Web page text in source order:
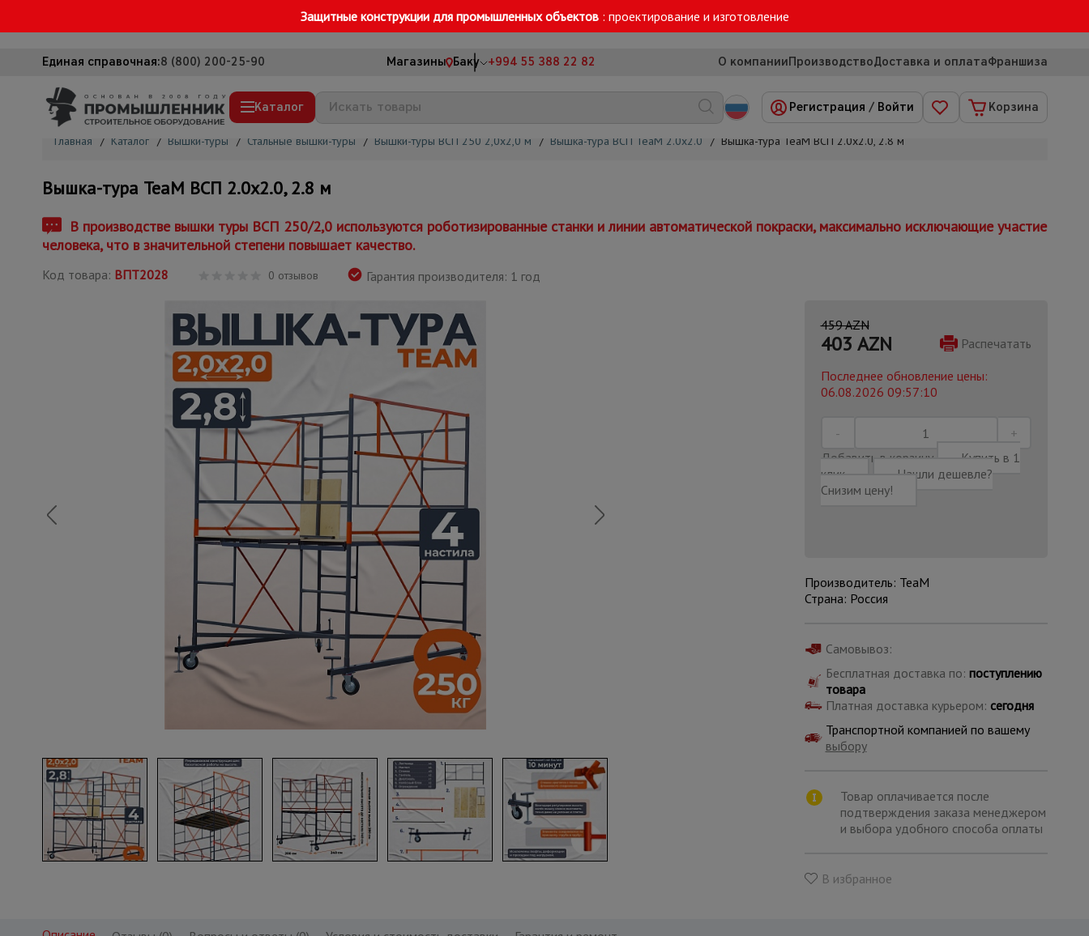
Защитные конструкции для промышленных объектов : проектирование и изготовление
Единая справочная:8 (800) 200-25-90 Магазины Баку +994 55 388 22 82 О компанииПроизводствоДоставка и оплатаФраншиза
Каталог
Вышки-туры
Подмости строительные
Сетка, тенты, брезенты
Строительные подъемники
Мусоропровод строительный
Фанера ламинированная
Опалубка
Вибротехника для строительства
Оборудование для работы с арматурой
Оборудование для бетонных работ
Техника для склада
Тачки строительные и садовые
Лестницы и стремянки
Штукатурные комплекты
Сварочные аппараты
Тепловые пушки
Металл и металлообработка
Регистрация / Войти Корзина
Главная / Каталог / Вышки-туры / Стальные вышки-туры / Вышки-туры ВСП 250 2,0х2,0 м / Вышка-тура ВСП TeaM 2.0х2.0 / Вышка-тура TeaM ВСП 2.0х2.0, 2.8 м
Вышка-тура TeaM ВСП 2.0х2.0, 2.8 м
В производстве вышки туры ВСП 250/2,0 используются роботизированные станки и линии автоматической покраски, максимально исключающие участие
человека, что в значительной степени повышает качество.
Код товара: ВПТ2028 0 отзывов Гарантия производителя: 1 год
459 AZN
403 AZN
Распечатать
Последнее обновление цены:
06.08.2026 09:57:10
Добавить в корзину
Купить в 1
клик
Нашли дешевле?
Снизим цену!
Производитель: TeaM
Страна: Россия
Самовывоз:
Бесплатная доставка по: поступлению
товара
Платная доставка курьером: сегодня
Транспортной компанией по вашему
выбору
Товар оплачивается после
подтверждения заказа менеджером
и выбора удобного способа оплаты
В избранное